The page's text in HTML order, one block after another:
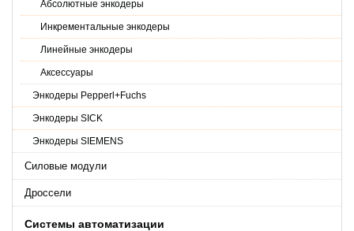
Абсолютные энкодеры
Инкрементальные энкодеры
Линейные энкодеры
Аксессуары
Энкодеры Pepperl+Fuchs
Энкодеры SICK
Энкодеры SIEMENS
Силовые модули
Дроссели
Системы автоматизации